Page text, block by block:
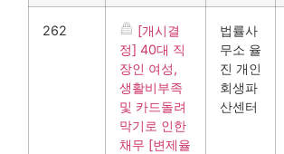
262
[개시결
정] 40대 직
장인 여성,
생활비부족
및 카드돌려
막기로 인한
채무 [변제율
법률사
무소 율
진 개인
회생파
산센터